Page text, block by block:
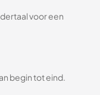
voor een
begin tot eind.